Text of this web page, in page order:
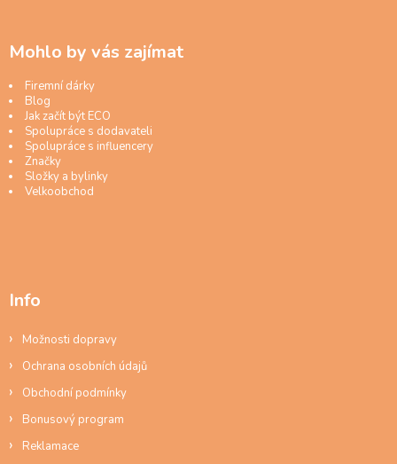
Mohlo by vás zajímat
Firemní dárky
Blog
Jak začít být ECO
Spolupráce s dodavateli
Spolupráce s influencery
Značky
Složky a bylinky
Velkoobchod
Info
Možnosti dopravy
Ochrana osobních údajů
Obchodní podmínky
Bonusový program
Reklamace